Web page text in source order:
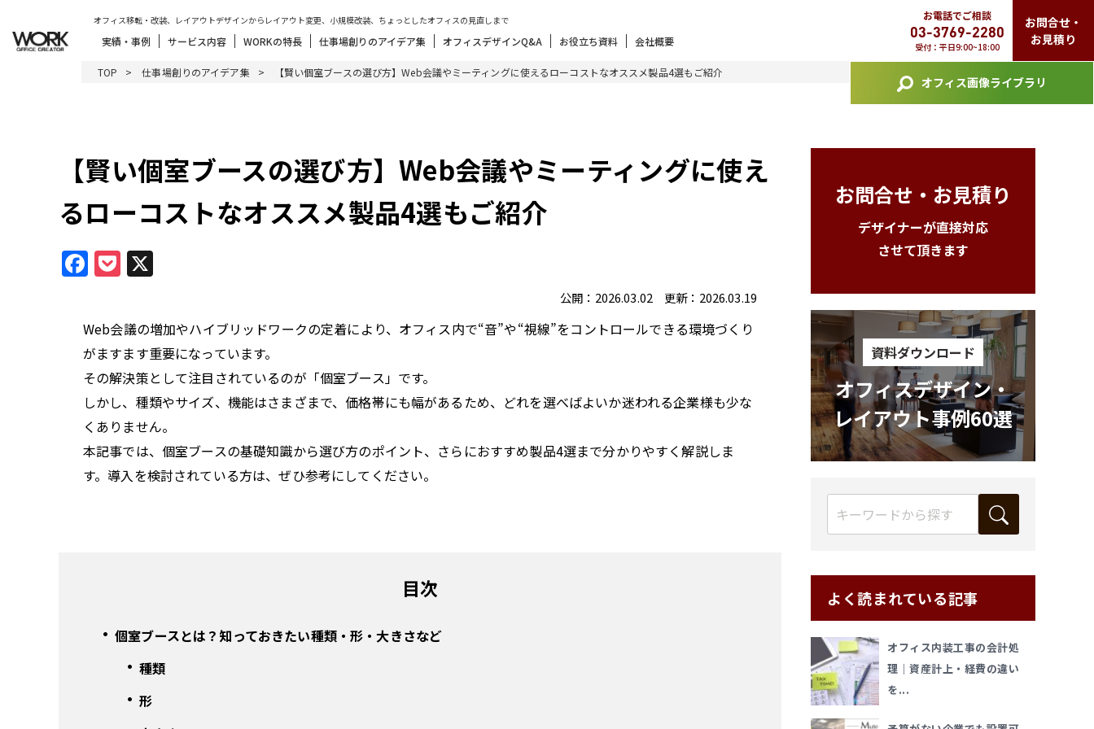
オフィス移転・改装、レイアウトデザインからレイアウト変更、小規模改装、ちょっとしたオフィスの見直しまで
実績・事例 サービス内容 WORKの特長 仕事場創りのアイデア集 オフィスデザインQ&A お役立ち資料 会社概要
お電話でご相談
03-3769-2280
受付：平日9:00~18:00
お問合せ・
お見積り
オフィス画像ライブラリ
TOP 仕事場創りのアイデア集 【賢い個室ブースの選び方】Web会議やミーティングに使えるローコストなオススメ製品4選もご紹介
【賢い個室ブースの選び方】Web会議やミーティングに使え
るローコストなオススメ製品4選もご紹介
Facebook
Pocket
公開：2026.03.02 更新：2026.03.19
Web会議の増加やハイブリッドワークの定着により、オフィス内で“音”や“視線”をコントロールできる環境づくり
がますます重要になっています。
その解決策として注目されているのが「個室ブース」です。
しかし、種類やサイズ、機能はさまざまで、価格帯にも幅があるため、どれを選べばよいか迷われる企業様も少な
くありません。
本記事では、個室ブースの基礎知識から選び方のポイント、さらにおすすめ製品4選まで分かりやすく解説しま
す。導入を検討されている方は、ぜひ参考にしてください。
目次
個室ブースとは？知っておきたい種類・形・大きさなど
種類
形
お問合せ・お見積り
デザイナーが直接対応
させて頂きます
資料ダウンロード
オフィスデザイン・
レイアウト事例60選
よく読まれている記事
オフィス内装工事の会計処
理｜資産計上・経費の違い
を...